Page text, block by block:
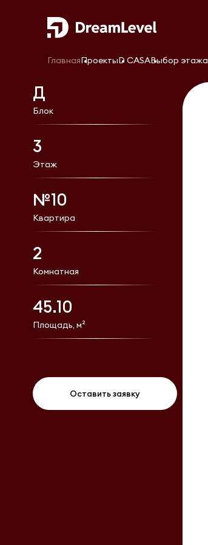
ГлавнаяПроектыD CASAВыбор этажа
Д
Блок
3
Этаж
№10
Квартира
2
Комнатная
45.10
Площадь, м²
Оставить заявку